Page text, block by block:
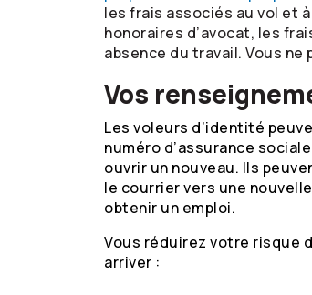
les frais associés au vol et
honoraires d’avocat, les
absence du travail. Vous
Vos
Les voleurs d’identité
numéro d’assurance
ouvrir un nouveau. Ils
le courrier vers une
obtenir un emploi.
Vous réduirez votre risque
arriver :